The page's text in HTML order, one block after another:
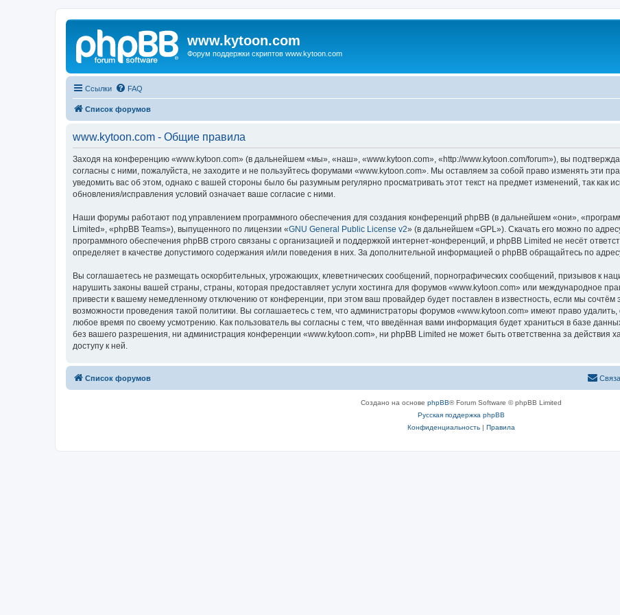
www.kytoon.com
Форум поддержки скриптов www.kytoon.com
Ссылки FAQ
Список форумов
www.kytoon.com - Общие правила
Заходя на конференцию «www.kytoon.com» (в дальнейшем «мы», «наш», «www.kytoon.com», «http://www.kytoon.com/forum»), вы
согласны с ними, пожалуйста, не заходите и не пользуйтесь форумами «www.kytoon.com». Мы оставляем за собой право изменять эти
уведомить вас об этом, однако с вашей стороны было бы разумным регулярно просматривать этот текст на предмет изменений, так как
обновления/исправления условий означает ваше согласие с ними.
Наши форумы работают под управлением программного обеспечения для создания конференций phpBB (в дальнейшем «они»,
Limited», «phpBB Teams»), выпущенного по лицензии «GNU General Public License v2» (в дальнейшем «GPL»). Скачать его можно по
программного обеспечения phpBB строго связаны с организацией и поддержкой интернет-конференций, и phpBB Limited не несёт
определяет в качестве допустимого содержания и/или поведения в них. За дополнительной информацией о phpBB обращайтесь по
Вы соглашаетесь не размещать оскорбительных, угрожающих, клеветнических сообщений, порнографических сообщений, призывов к
нарушить законы вашей страны, страны, которая предоставляет услуги хостинга для форумов «www.kytoon.com» или международное
привести к вашему немедленному отключению от конференции, при этом ваш провайдер будет поставлен в известность, если мы
возможности проведения такой политики. Вы соглашаетесь с тем, что администраторы форумов «www.kytoon.com» имеют право
любое время по своему усмотрению. Как пользователь вы согласны с тем, что введённая вами информация будет храниться в базе
без вашего разрешения, ни администрация конференции «www.kytoon.com», ни phpBB Limited не может быть ответственна за действия
доступу к ней.
Список форумов
Создано на основе phpBB® Forum Software © phpBB Limited
Русская поддержка phpBB
Конфиденциальность| Правила